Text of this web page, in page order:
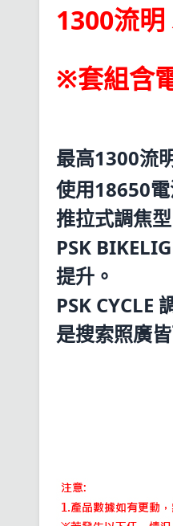
1300流
※套組含
最高1300流
使用18650
推拉式調焦型
PSK
提升。
PSK CYCLE
是搜索照廣